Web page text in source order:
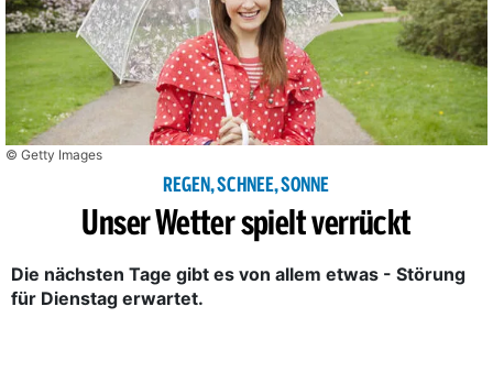
© Getty Images
REGEN, SCHNEE, SONNE
Unser Wetter spielt verrückt
Die nächsten Tage gibt es von allem etwas - Störung
für Dienstag erwartet.